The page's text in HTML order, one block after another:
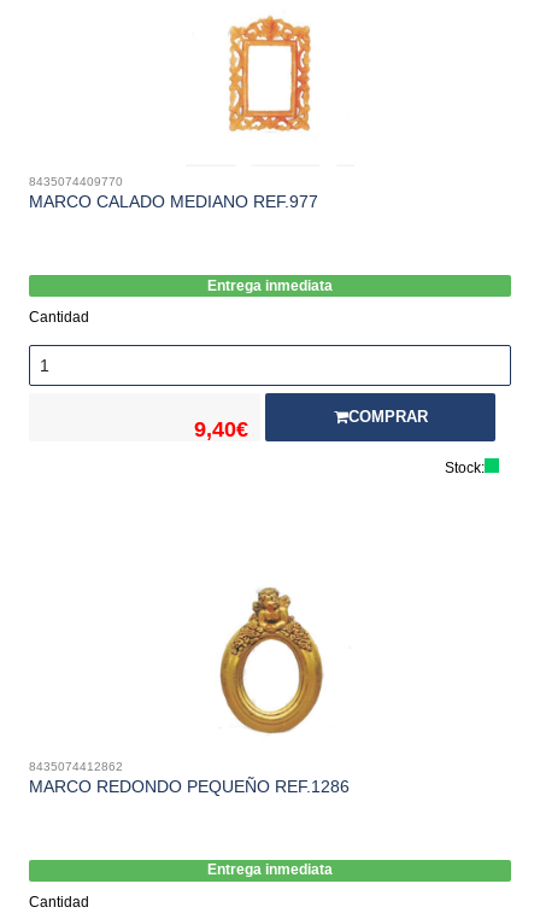
8435074409770
MARCO CALADO MEDIANO REF.977
Entrega inmediata
Cantidad
9,40€
COMPRAR
Stock:
8435074412862
MARCO REDONDO PEQUEÑO REF.1286
Entrega inmediata
Cantidad